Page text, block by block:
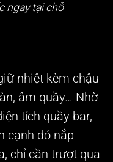
ngay tại chỗ
nhiệt kèm chậu
âm quầy… Nhờ
tích quầy bar,
cạnh đó nắp
chỉ cần trượt qua